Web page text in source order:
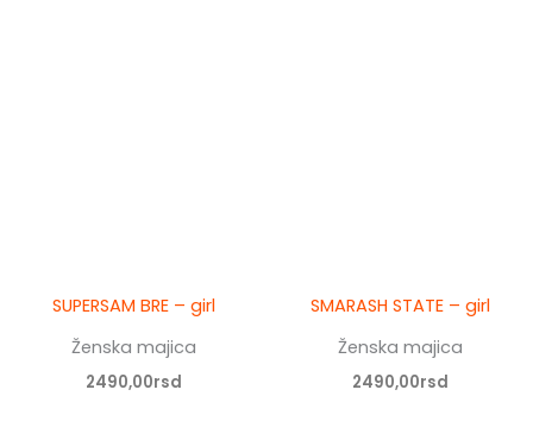
SUPERSAM BRE – girl
Ženska majica
2490,00rsd
SMARASH STATE – girl
Ženska majica
2490,00rsd